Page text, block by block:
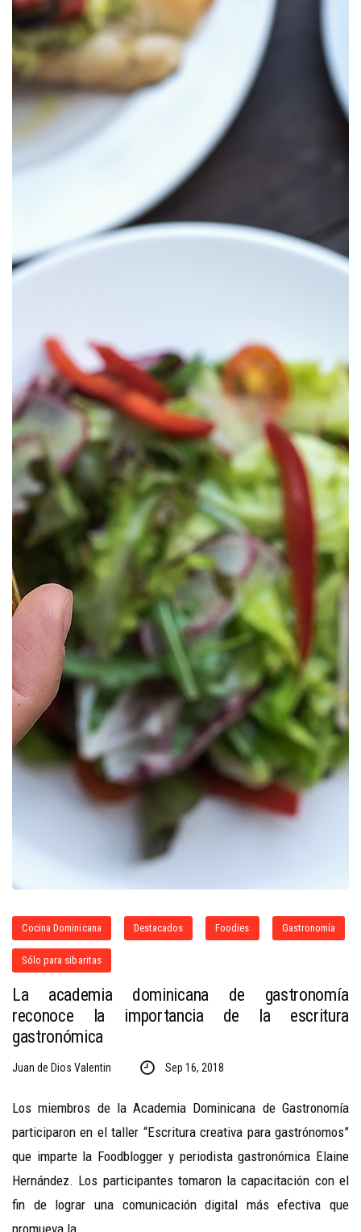
Cocina Dominicana Destacados Foodies Gastronomía
Sólo para sibaritas
La academia dominicana de gastronomía
reconoce la importancia de la escritura
gastronómica
Juan de Dios Valentin Sep 16, 2018
Los miembros de la Academia Dominicana de Gastronomía
participaron en el taller “Escritura creativa para gastrónomos”
que imparte la Foodblogger y periodista gastronómica Elaine
Hernández. Los participantes tomaron la capacitación con el
fin de lograr una comunicación digital más efectiva que